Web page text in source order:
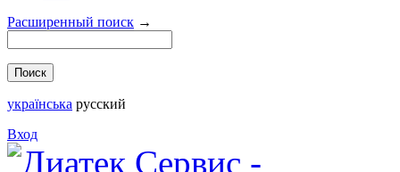
Расширенный поиск →
українська русский
Вход